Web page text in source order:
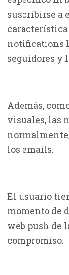
suscribirse a
característica
notifications
seguidores y
Además,
visuales, las
los emails.
El usuario
momento de
web push de
compromiso.